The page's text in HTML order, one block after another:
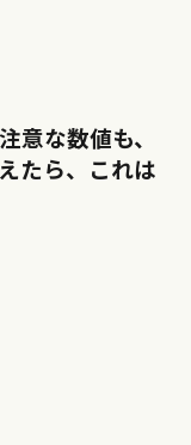
意な数値も、
たら、これは